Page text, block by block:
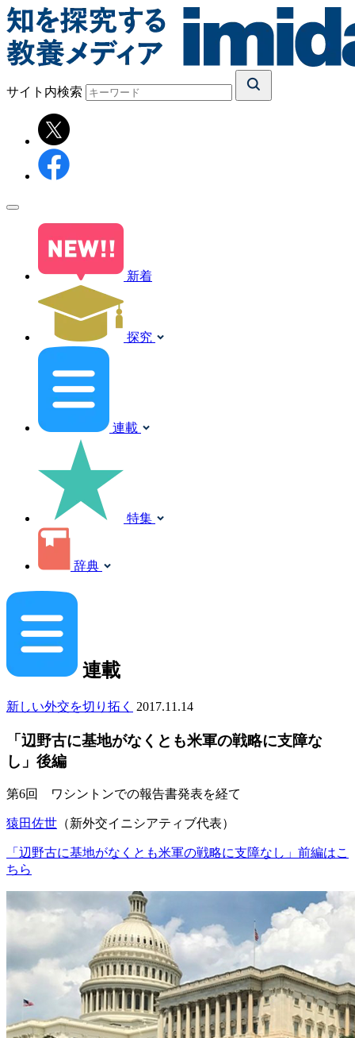
サイト内検索
新着
探究
連載
特集
辞典
連載
新しい外交を切り拓く 2017.11.14
「辺野古に基地がなくとも米軍の戦略に支障な
し」後編
第6回 ワシントンでの報告書発表を経て
猿田佐世 （新外交イニシアティブ代表）
「辺野古に基地がなくとも米軍の戦略に支障なし」前編はこ
ちら